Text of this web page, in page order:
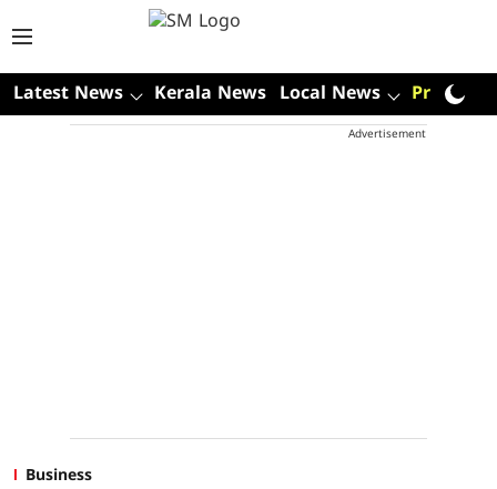
Latest News Kerala News Local News Premium
Advertisement
Business